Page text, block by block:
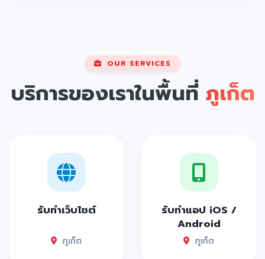
OUR SERVICES
บริการของเราในพื้นที่ ภูเก็ต
รับทำเว็บไซต์
ภูเก็ต
รับทำแอป iOS /
Android
ภูเก็ต